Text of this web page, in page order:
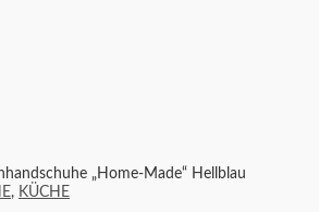
„Home-Made“ Hellblau
, KÜCHE